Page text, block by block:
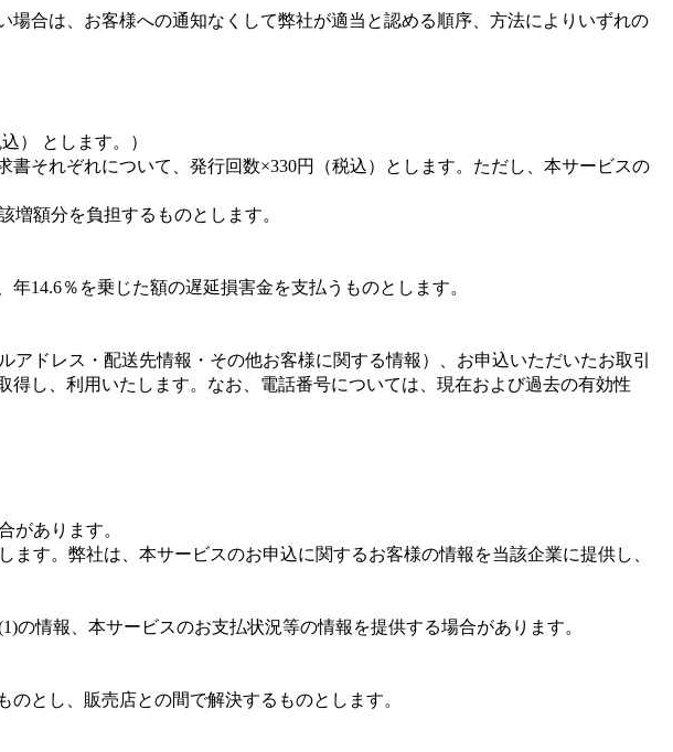
合は、お客様への通知なくして弊社が適当と認める順序、方法によりいずれの
） とします。）
それぞれについて、発行回数×330円（税込）とします。ただし、本サービスの
額分を負担するものとします。
14.6％を乗じた額の遅延損害金を支払うものとします。
ドレス・配送先情報・その他お客様に関する情報）、お申込いただいたお取引
し、利用いたします。なお、電話番号については、現在および過去の有効性
があります。
す。弊社は、本サービスのお申込に関するお客様の情報を当該企業に提供し、
情報、本サービスのお支払状況等の情報を提供する場合があります。
とし、販売店との間で解決するものとします。